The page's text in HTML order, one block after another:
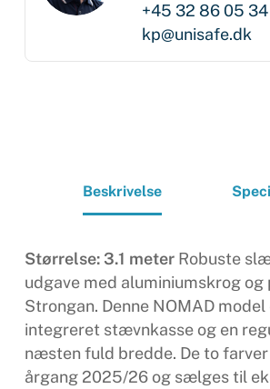
+45 32 86 05 34
kp@unisafe.dk
Beskrivelse
Størrelse: 3.1 meterRobuste
udgave med aluminiumskrog og
Strongan. Denne NOMAD
integreret stævnkasse og en
næsten fuld bredde. De to
årgang 2025/26 og sælges til